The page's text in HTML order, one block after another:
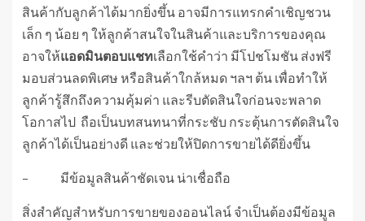
สินค้ากับลูกค้าได้มากยิ่งขึ้น อาจมีการแทรกคำเชิญชวน
เล็ก ๆ น้อย ๆ ให้ลูกค้าสนใจในสินค้าและบริการของคุณ
อาจให้แอดมินตอบแชทเลือกใช้คำว่า มีโปชโมชัน ส่งฟรี
มอบส่วนลดพิเศษ หรือสินค้าใกล้หมด ฯลฯ ต้น เพื่อทำให้
ลูกค้ารู้สึกถึงความคุ้มค่า และรีบตัดสินใจก่อนจะพลาด
โอกาสไป ถือเป็นบทสนทนาที่กระชับ กระตุ้นการตัดสินใจ
ลูกค้าได้เป็นอย่างดี และช่วยให้ปิดการขายได้ดียิ่งขึ้น
– มีข้อมูลสินค้าชัดเจน น่าเชื่อถือ
สิ่งสำคัญสำหรับการขายของออนไลน์ จำเป็นต้องมีข้อมูล